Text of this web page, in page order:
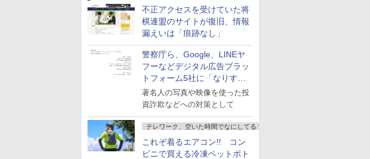
不正アクセスを受けていた将
棋連盟のサイトが復旧、情報
漏えいは「痕跡なし」
警察庁ら、Google、LINEヤ
フーなどデジタル広告プラッ
トフォーム5社に「なりすま
し詐欺広告」対策強化を要請
著名人の写真や映像を使った投
資詐欺などへの対策として
テレワーク、空いた時間でなにしてる？
これぞ着るエアコン!! コン
ビニで買える冷凍ペットボト